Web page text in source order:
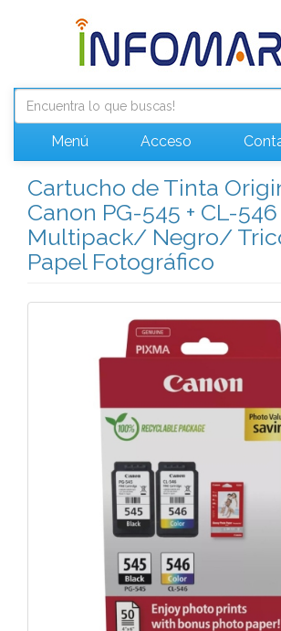
Menú Acceso
Cartucho de Tinta
Canon PG-545 + CL-546
Multipack/ Negro/
Papel Fotográfico